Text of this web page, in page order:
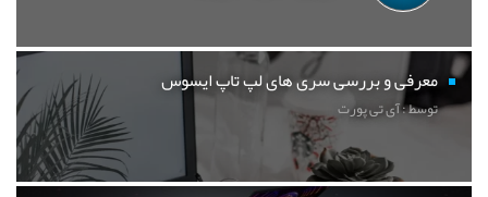
معرفی و بررسی سری های لپ تاپ ایسوس
توسط : آی تی پورت